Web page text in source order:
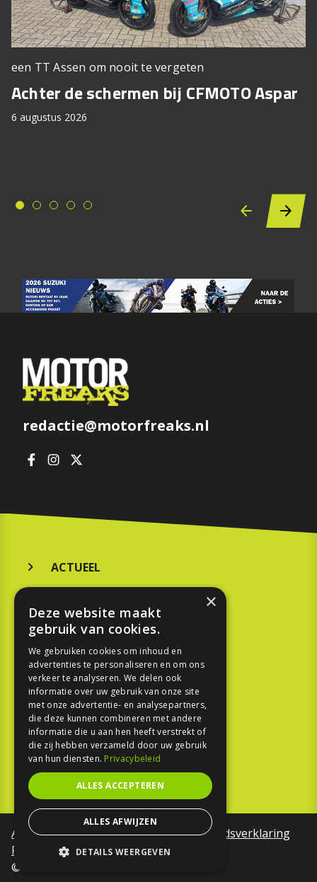
een TT Assen om nooit te vergeten
Achter de schermen bij CFMOTO Aspar
6 augustus 2026
redactie@motorfreaks.nl
ACTUEEL
KOOPGIDS
TESTEN
SPORT
REPORTAGE
TOUREN
NIEUWSBRIEF
Algemene voorwaardenToegankelijkheidsverklaring
Privacy Policy
©Motorfreaks 2026
×
Deze website maakt
gebruik van cookies.
We gebruiken cookies om inhoud en
advertenties te personaliseren en om ons
verkeer te analyseren. We delen ook
informatie over uw gebruik van onze site
met onze advertentie- en analysepartners,
die deze kunnen combineren met andere
informatie die u aan hen heeft verstrekt of
die zij hebben verzameld door uw gebruik
van hun diensten. Privacybeleid
ALLES ACCEPTEREN
ALLES AFWIJZEN
DETAILS WEERGEVEN